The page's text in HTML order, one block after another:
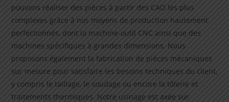
pouvons réaliser des pièces à partir des CAO les plus
complexes grâce à nos moyens de production hautement
perfectionnés, dont la machine-outil CNC ainsi que des
machines spécifiques à grandes dimensions. Nous
proposons également la fabrication de pièces mécaniques
sur mesure pour satisfaire les besoins techniques du client,
y compris le taillage, le soudage ou encore la tôlerie et
traitements thermiques. Notre usinage est axée sur